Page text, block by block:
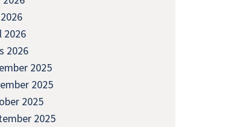
2026
2026
2025
2025
2025
2025